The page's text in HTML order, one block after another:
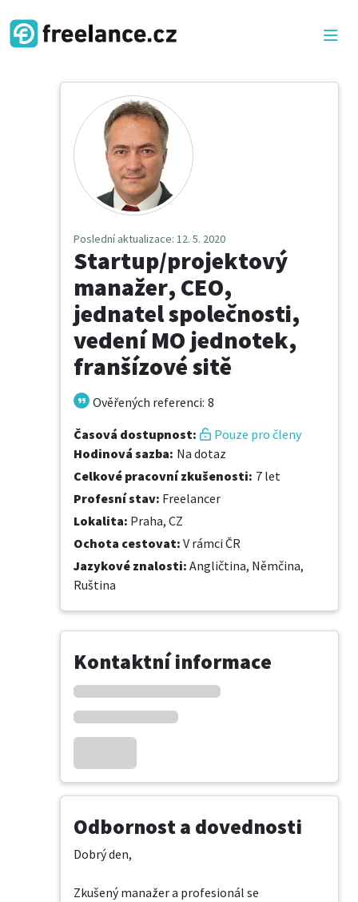
Poslední aktualizace: 12. 5. 2020
Startup/projektový
manažer, CEO,
jednatel společnosti,
vedení MO jednotek,
franšízové sitě
Ověřených referenci: 8
Časová dostupnost:
Pouze pro členy
Hodinová sazba: Na dotaz
Celkové pracovní zkušenosti: 7 let
Profesní stav: Freelancer
Lokalita: Praha, CZ
Ochota cestovat: V rámci ČR
Jazykové znalosti: Angličtina, Němčina,
Ruština
Kontaktní informace
Odbornost a dovednosti
Dobrý den,
Zkušený manažer a profesionál se